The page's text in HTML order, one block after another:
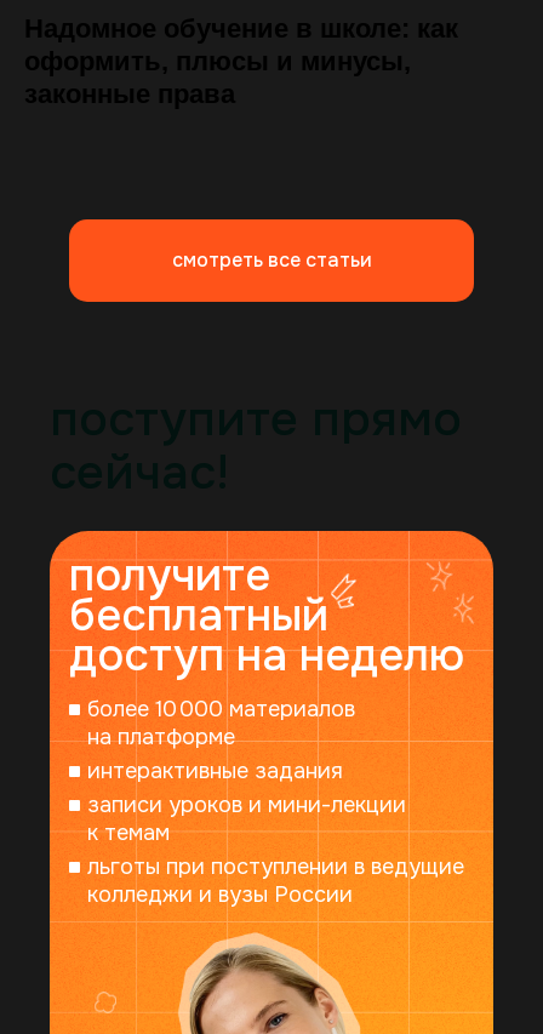
топ-преподаватели
на специальных условиях
Надомное обучение в школе: как
оформить, плюсы и минусы,
законные права
смотреть все статьи
поступите прямо
сейчас!
получите
бесплатный
доступ на неделю
более 10 000 материалов
на платформе
интерактивные задания
записи уроков и мини-лекции
к темам
льготы при поступлении в ведущие
колледжи и вузы России
125315, г. Москва, Ленинградский пр-т, 80к48
синергия в тг синергия в вк
4.7
4.9
государственная лицензия
и аккредитация
проверить лицензию
125315, г. Москва, Ленинградский пр-т, 80к48
Почта по вопросам зачисления:
otdel_zachislenie@synergy.ru
Телефон:
8 800 200-22-10